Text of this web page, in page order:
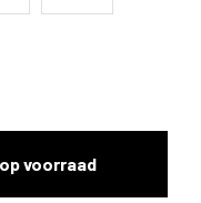
voorraad